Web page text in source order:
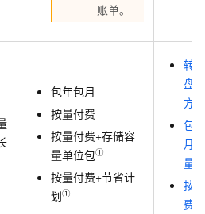
账单。
包年包月
按量付费
按量付费+存储容
量单位包①
按量付费+节省计
划①
转
盘
方式
包
月
量
按
费